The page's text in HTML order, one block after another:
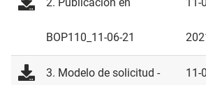
BOP110_11-06-21
3. Modelo de solicitud - 11-